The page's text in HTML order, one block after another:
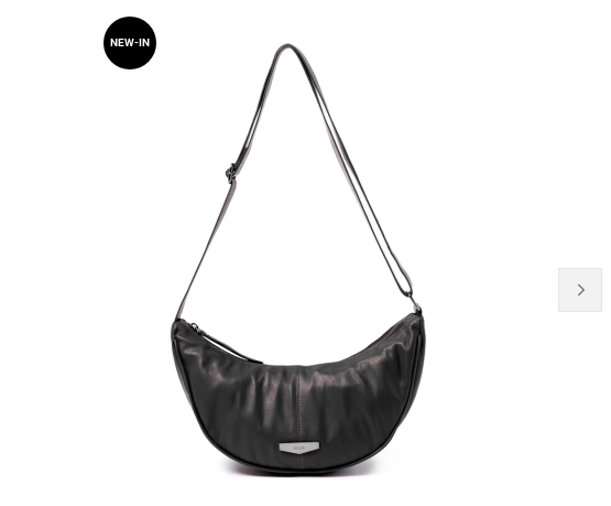
NEW-IN